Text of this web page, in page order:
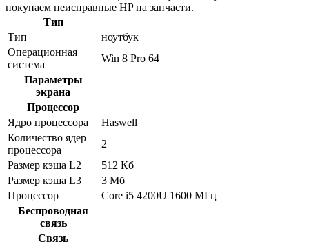
покупаем неисправные HP на запчасти.
Тип
Тип
ноутбук
Операционная
система
Win 8 Pro 64
Параметры
экрана
Процессор
Ядро процессора
Haswell
Количество ядер
процессора
2
Размер кэша L2
512 Кб
Размер кэша L3
3 Мб
Процессор
Core i5 4200U 1600 МГц
Беспроводная
связь
Связь